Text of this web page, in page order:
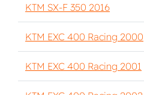
KTM SX-F 350 2016
KTM EXC 400 Racing 2000
KTM EXC 400 Racing 2001